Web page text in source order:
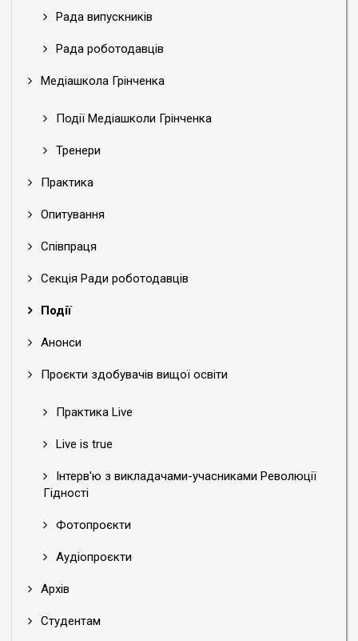
Рада випускників
Рада роботодавців
Медіашкола Грінченка
Події Медіашколи Грінченка
Тренери
Практика
Опитування
Співпраця
Секція Ради роботодавців
Події
Анонси
Проєкти здобувачів вищої освіти
Практика Live
Live is true
Інтерв'ю з викладачами-учасниками Революції
Гідності
Фотопроєкти
Аудіопроєкти
Архів
Студентам